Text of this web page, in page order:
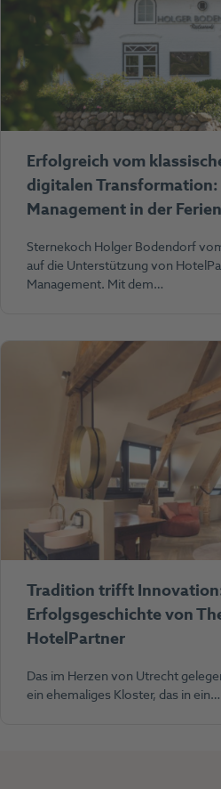
Erfolgreich vom
digitalen Transformation:
Management in der
Sternekoch Holger Bodendorf
auf die Unterstützung von
Management. Mit dem…
Tradition trifft
Erfolgsgeschichte von
HotelPartner
Das im Herzen von Utrecht
ein ehemaliges Kloster, das in ein…